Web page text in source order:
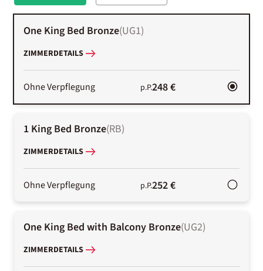
One King Bed Bronze(UG1)
ZIMMERDETAILS
Ohne Verpflegung p.P.248 €
1 King Bed Bronze(RB)
ZIMMERDETAILS
Ohne Verpflegung p.P.252 €
One King Bed with Balcony Bronze(UG2)
ZIMMERDETAILS